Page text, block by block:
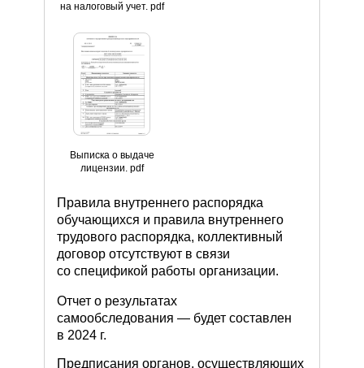
на налоговый учет. pdf
Выписка о выдаче
лицензии. pdf
Правила внутреннего распорядка
обучающихся и правила внутреннего
трудового распорядка, коллективный
договор отсутствуют в связи
со спецификой работы организации.
Отчет о результатах
самообследования — будет составлен
в 2024 г.
Предписания органов, осуществляющих